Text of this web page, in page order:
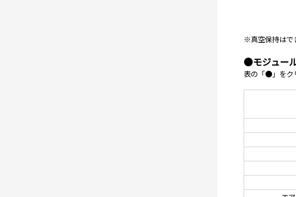
※真空保持はで
●モジュー
表の「●」をク